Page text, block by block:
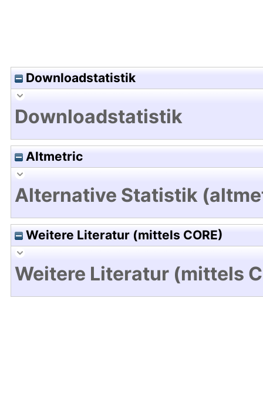
Downloadstatistik
Downloadstatistik
Altmetric
Alternative Statistik
Weitere Literatur (mittels CORE)
Weitere Literatur (mittels